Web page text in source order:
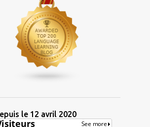
mai 2024
avril 2024
mars 2024
janvier 2024
octobre 2023
2
le 12 avril 2020